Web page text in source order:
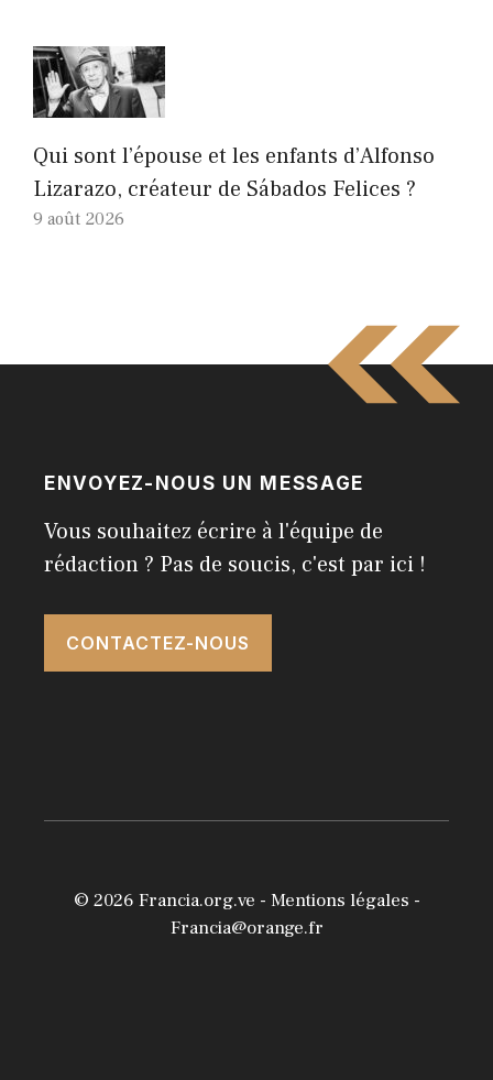
Qui sont l’épouse et les enfants d’Alfonso
Lizarazo, créateur de Sábados Felices ?
9 août 2026
ENVOYEZ-NOUS UN MESSAGE
Vous souhaitez écrire à l'équipe de
rédaction ? Pas de soucis, c'est par ici !
CONTACTEZ-NOUS
© 2026 Francia.org.ve - Mentions légales -
Francia@orange.fr